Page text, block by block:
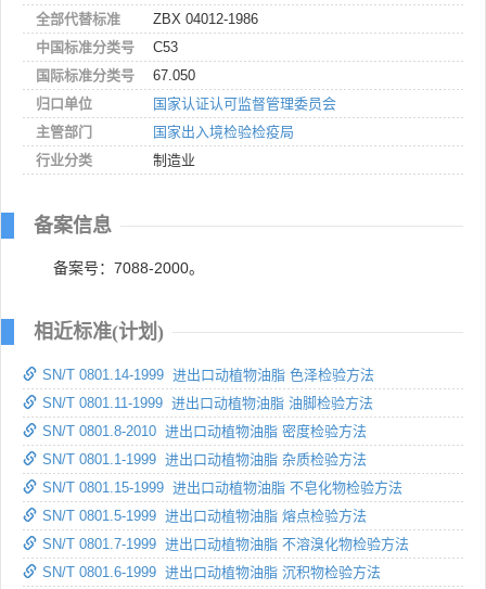
全部代替标准
ZBX 04012-1986
中国标准分类号
C53
国际标准分类号
67.050
归口单位
国家认证认可监督管理委员会
主管部门
国家出入境检验检疫局
行业分类
制造业
备案信息
备案号：7088-2000。
相近标准(计划)
SN/T 0801.14-1999 进出口动植物油脂 色泽检验方法
SN/T 0801.11-1999 进出口动植物油脂 油脚检验方法
SN/T 0801.8-2010 进出口动植物油脂 密度检验方法
SN/T 0801.1-1999 进出口动植物油脂 杂质检验方法
SN/T 0801.15-1999 进出口动植物油脂 不皂化物检验方法
SN/T 0801.5-1999 进出口动植物油脂 熔点检验方法
SN/T 0801.7-1999 进出口动植物油脂 不溶溴化物检验方法
SN/T 0801.6-1999 进出口动植物油脂 沉积物检验方法